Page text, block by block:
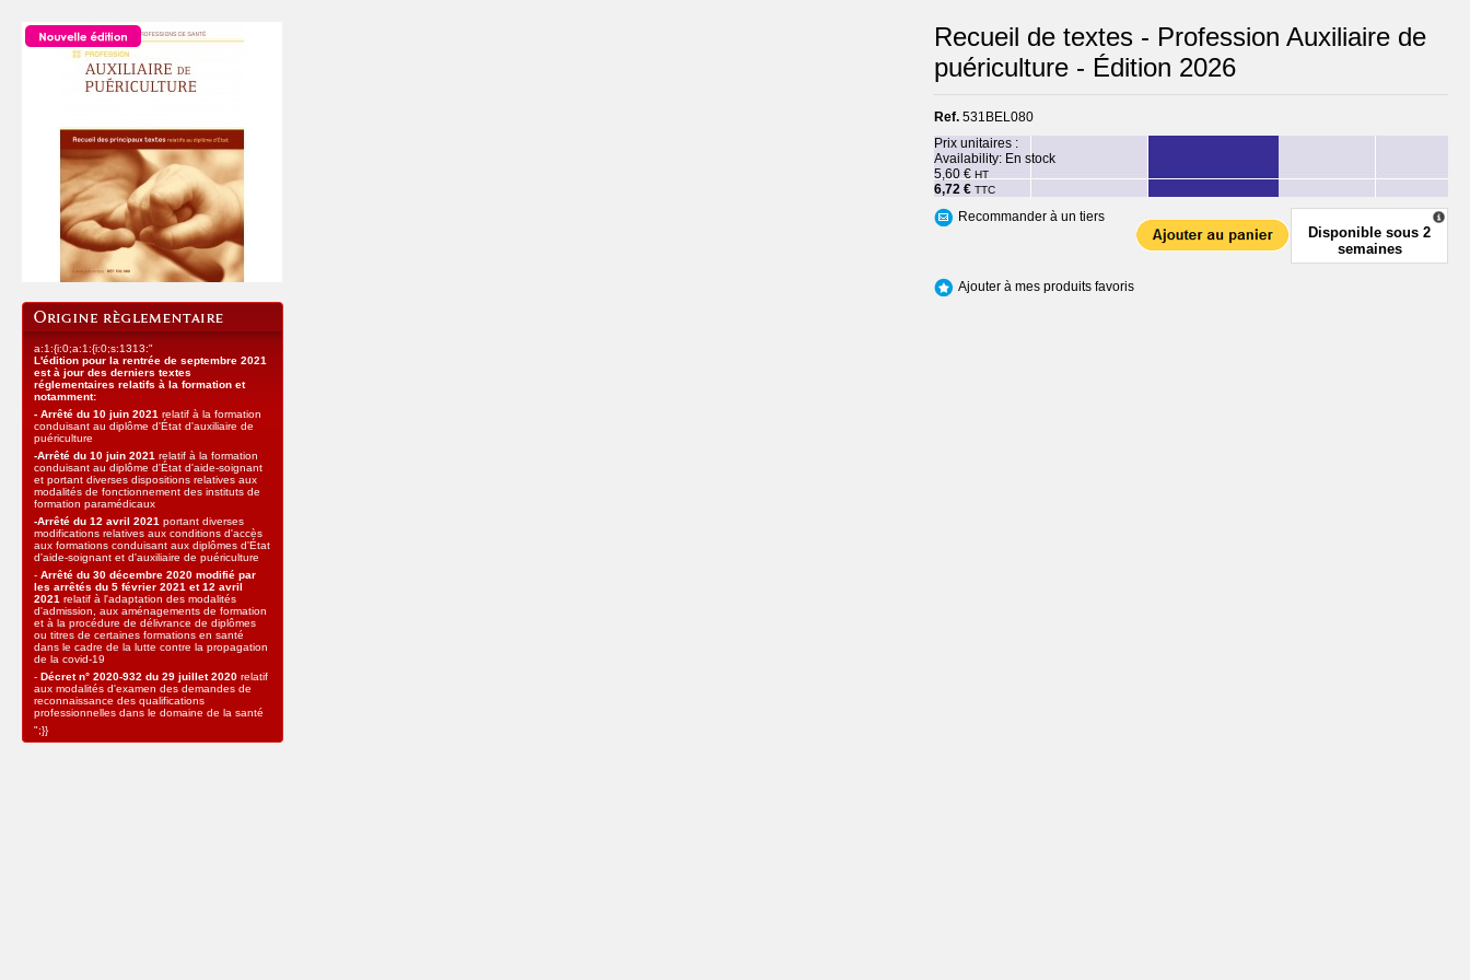
a:1:{i:0;a:1:{i:0;s:1313:"
L'édition pour la rentrée de septembre 2021
est à jour des derniers textes
réglementaires relatifs à la formation et
notamment:
- Arrêté du 10 juin 2021 relatif à la formation
conduisant au diplôme d'État d'auxiliaire de
puériculture
-Arrêté du 10 juin 2021 relatif à la formation
conduisant au diplôme d'État d'aide-soignant
et portant diverses dispositions relatives aux
modalités de fonctionnement des instituts de
formation paramédicaux
-Arrêté du 12 avril 2021 portant diverses
modifications relatives aux conditions d'accès
aux formations conduisant aux diplômes d'État
d'aide-soignant et d'auxiliaire de puériculture
- Arrêté du 30 décembre 2020 modifié par
les arrêtés du 5 février 2021 et 12 avril
2021 relatif à l'adaptation des modalités
d'admission, aux aménagements de formation
et à la procédure de délivrance de diplômes
ou titres de certaines formations en santé
dans le cadre de la lutte contre la propagation
de la covid-19
- Décret n° 2020-932 du 29 juillet 2020 relatif
aux modalités d'examen des demandes de
reconnaissance des qualifications
professionnelles dans le domaine de la santé
";}}
Recueil de textes - Profession Auxiliaire de
puériculture - Édition 2026
Ref. 531BEL080
Prix unitaires :
Availability: En stock
5,60 € HT
6,72 € TTC
Disponible sous 2
semaines
Recommander à un tiers
Ajouter à mes produits favoris